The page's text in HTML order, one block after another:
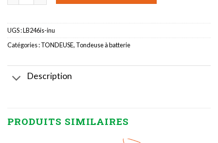
UGS :LB246is-inu
Catégories :TONDEUSE, Tondeuse à batterie
Description
PRODUITS SIMILAIRES